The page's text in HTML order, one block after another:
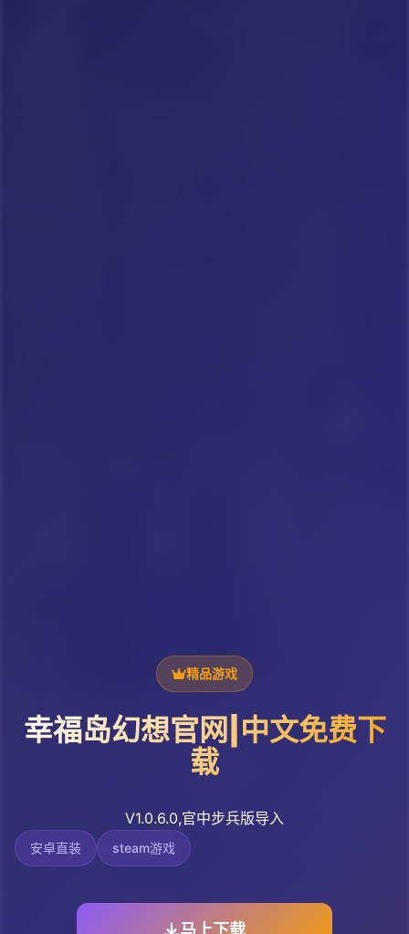
精品游戏
幸福岛幻想官网|中文免费下
载
V1.0.6.0,官中步兵版导入
安卓直装 steam游戏
马上下载